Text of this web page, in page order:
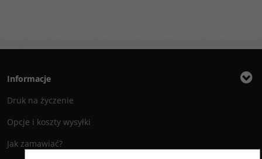
Informacje
Druk na życzenie
Opcje i koszty wysyłki
Jak zamawiać?